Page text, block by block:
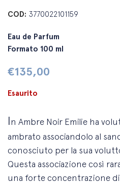
COD: 3770022101159
Eau de Parfum
Formato 100 ml
€135,00
Esaurito
In Ambre Noir Emilie ha
ambrato associandolo al
conosciuto per la sua
Questa associazione così
una forte concentrazione